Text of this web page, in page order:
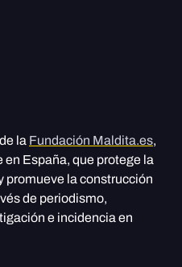
la Fundación Maldita.es,
en España, que protege la
promueve la construcción
de periodismo,
e incidencia en